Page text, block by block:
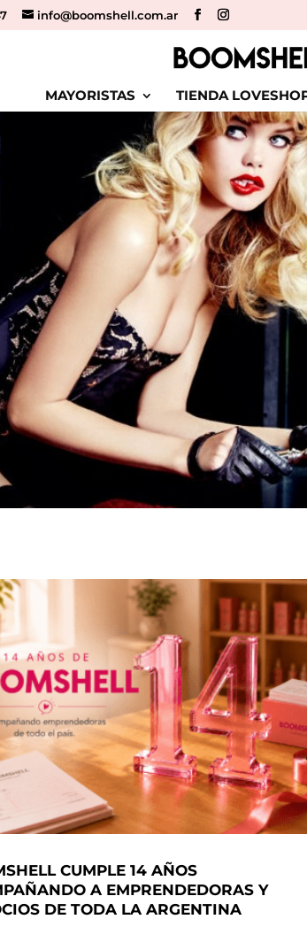
info@boomshell.com.ar
MAYORISTAS TIENDA
CUMPLE 14 AÑOS
A EMPRENDEDORAS Y
DE TODA LA ARGENTINA